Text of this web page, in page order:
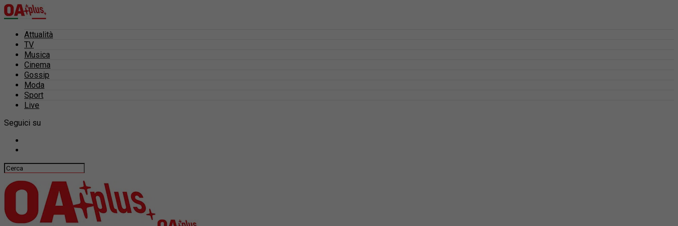
Attualità
TV
Musica
Cinema
Gossip
Moda
Sport
Live
Seguici su